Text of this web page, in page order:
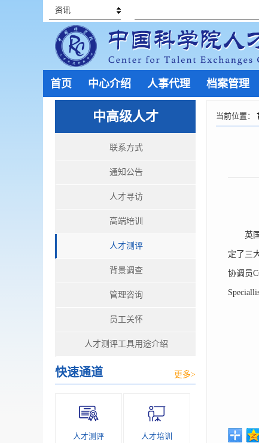
资讯
首页 中心介绍 人事代理 档案管理
中高级人才
联系方式
通知公告
人才寻访
高端培训
人才测评
背景调查
管理咨询
员工关怀
人才测评工具用途介绍
快速通道 更多>
人才测评 人才培训
当前位置：
英国
定了三
协调员